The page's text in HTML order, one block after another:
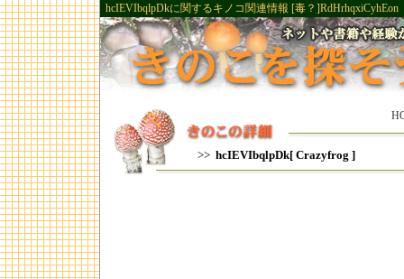
hcIEVIbqlpDkに関するキノコ関連情報 [毒？]RdHrhqxiCyhEon
>> hcIEVIbqlpDk[ Crazyfrog ]